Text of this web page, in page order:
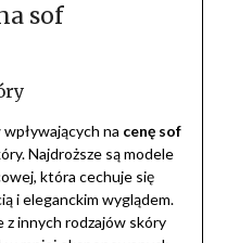
sof
na cenę sof
Najdroższe są modele
która cechuje się
i eleganckim wyglądem.
z innych rodzajów skóry